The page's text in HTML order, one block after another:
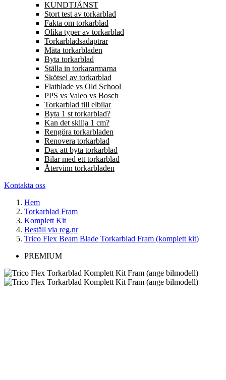
KUNDTJÄNST
Stort test av torkarblad
Fakta om torkarblad
Olika typer av torkarblad
Torkarbladsadaptrar
Mäta torkarbladen
Byta torkarblad
Ställa in torkararmarna
Skötsel av torkarblad
Flatblade vs Old School
PPS vs Valeo vs Bosch
Torkarblad till elbilar
Byta 1 st torkarblad?
Kan det skilja 1 cm?
Rengöra torkarbladen
Renovera torkarblad
Dax att byta torkarblad
Bilar med ett torkarblad
Återvinn torkarbladen
Kontakta oss
Hem
Torkarblad Fram
Komplett Kit
Beställ via reg.nr
Trico Flex Beam Blade Torkarblad Fram (komplett kit)
PREMIUM